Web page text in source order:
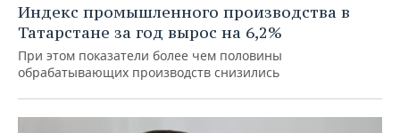
Индекс промышленного производства в
Татарстане за год вырос на 6,2%
При этом показатели более чем половины
обрабатывающих производств снизились